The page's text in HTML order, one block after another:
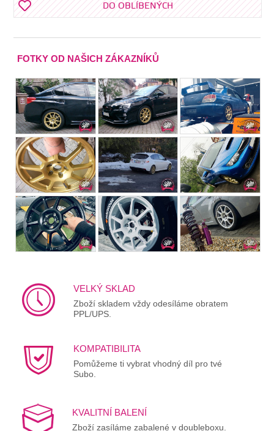
DO OBLÍBENÝCH
FOTKY OD NAŠICH ZÁKAZNÍKŮ
VELKÝ SKLAD
Zboží skladem vždy odesíláme obratem
PPL/UPS.
KOMPATIBILITA
Pomůžeme ti vybrat vhodný díl pro tvé
Subo.
KVALITNÍ BALENÍ
Zboží zasíláme zabalené v doubleboxu.